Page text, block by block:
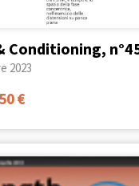
Conditioning,
2023
€